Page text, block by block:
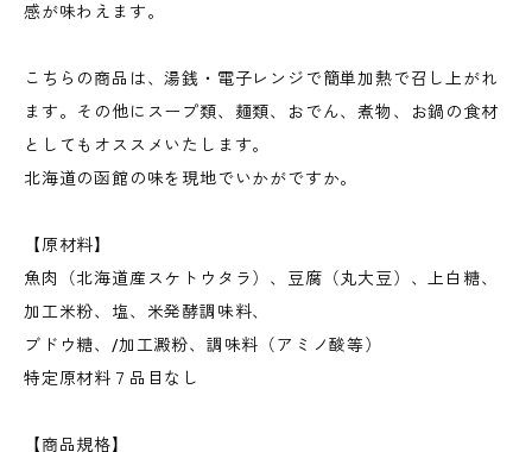
感が味わえます。
こちらの商品は、湯銭・電子レンジで簡単加熱で召し上がれ
ます。その他にスープ類、麺類、おでん、煮物、お鍋の食材
としてもオススメいたします。
北海道の函館の味を現地でいかがですか。
【原材料】
魚肉（北海道産スケトウタラ）、豆腐（丸大豆）、上白糖、
加工米粉、塩、米発酵調味料、
ブドウ糖、/加工澱粉、調味料（アミノ酸等）
特定原材料７品目なし
【商品規格】